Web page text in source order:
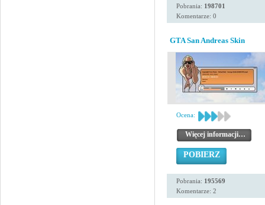
Pobrania: 198701
Komentarze: 0
GTA San Andreas Skin
Ocena:
Więcej informacji…
POBIERZ
Pobrania: 195569
Komentarze: 2